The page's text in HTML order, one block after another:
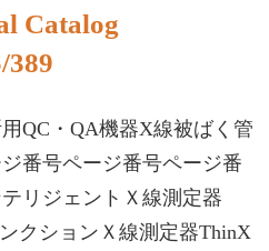
Catalog
389
QC・QA機器X線被ばく管
番号ページ番号ページ番
リジェントＸ線測定器
クションＸ線測定器ThinX